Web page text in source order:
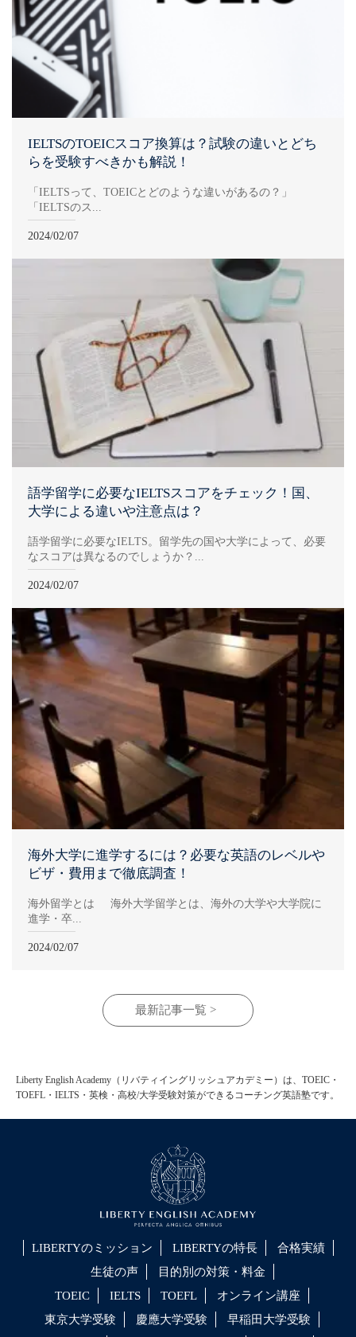
IELTSのTOEICスコア換算は？試験の違いとどち
らを受験すべきかも解説！
「IELTSって、TOEICとどのような違いがあるの？」
「IELTSのス...
2024/02/07
語学留学に必要なIELTSスコアをチェック！国、
大学による違いや注意点は？
語学留学に必要なIELTS。留学先の国や大学によって、必要
なスコアは異なるのでしょうか？...
2024/02/07
海外大学に進学するには？必要な英語のレベルや
ビザ・費用まで徹底調査！
海外留学とは 海外大学留学とは、海外の大学や大学院に
進学・卒...
2024/02/07
最新記事一覧 >
Liberty English Academy（リバティイングリッシュアカデミー）は、TOEIC・
TOEFL・IELTS・英検・高校/大学受験対策ができるコーチング英語塾です。
LIBERTYのミッション LIBERTYの特長
合格実績
生徒の声
目的別の対策・料金
TOEIC
IELTS TOEFL
オンライン講座
東京大学受験
慶應大学受験 早稲田大学受験